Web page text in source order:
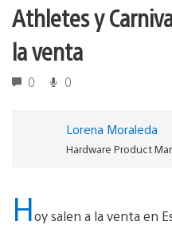
Athletes y
la venta
0 0
Lorena Moraleda
Hardware Product
Hoy salen a la venta en